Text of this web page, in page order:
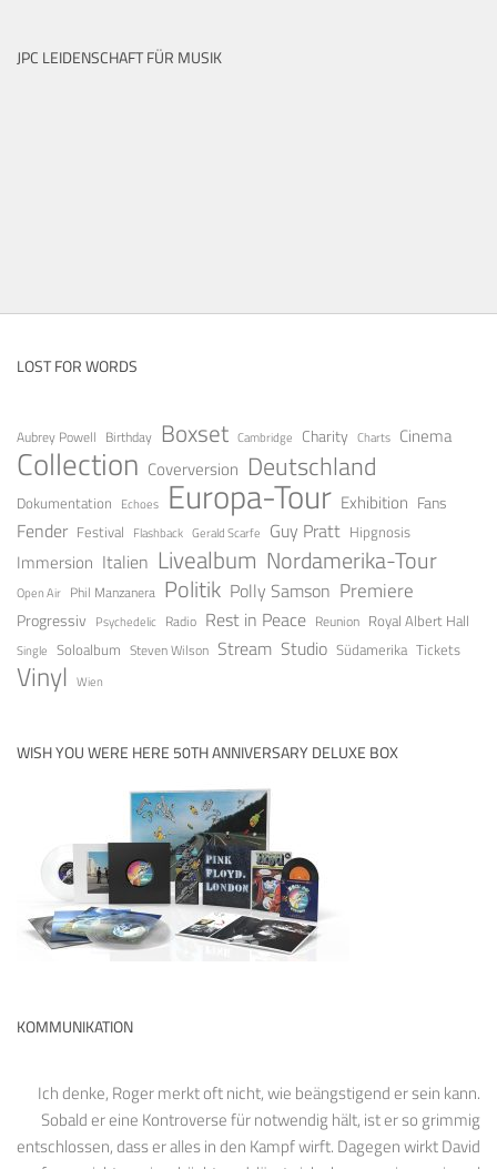
JPC LEIDENSCHAFT FÜR MUSIK
LOST FOR WORDS
Aubrey Powell Birthday Boxset Cambridge Charity Charts Cinema
Collection Coverversion Deutschland
Dokumentation Echoes Europa-Tour Exhibition Fans
Fender Festival Flashback Gerald Scarfe Guy Pratt Hipgnosis
Immersion Italien Livealbum Nordamerika-Tour
Open Air Phil Manzanera Politik Polly Samson Premiere
Progressiv Psychedelic Radio Rest in Peace Reunion Royal Albert Hall
Single Soloalbum Steven Wilson Stream Studio Südamerika Tickets
Vinyl Wien
WISH YOU WERE HERE 50TH ANNIVERSARY DELUXE BOX
KOMMUNIKATION
Ich denke, Roger merkt oft nicht, wie beängstigend er sein kann.
Sobald er eine Kontroverse für notwendig hält, ist er so grimmig
entschlossen, dass er alles in den Kampf wirft. Dagegen wirkt David